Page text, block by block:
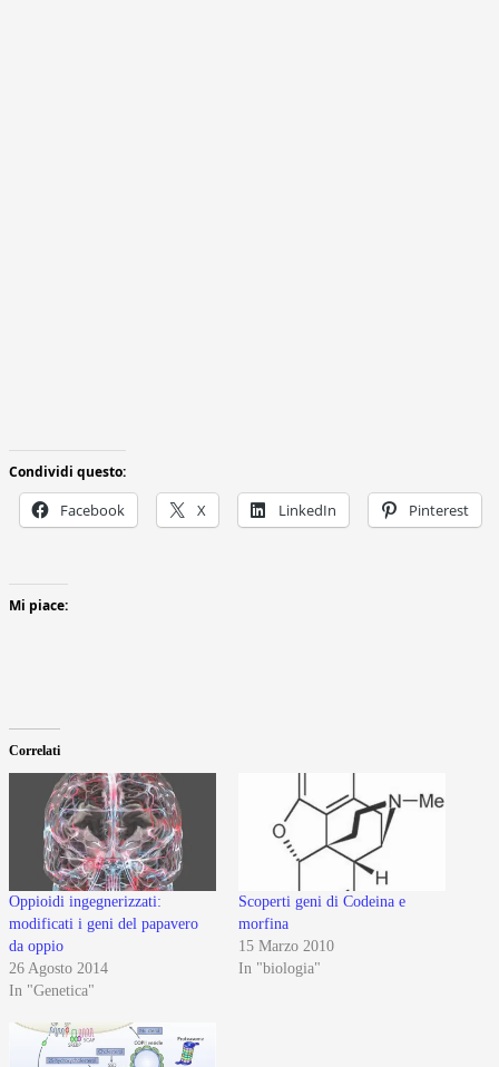
Condividi questo:
Facebook X LinkedIn Pinterest
Mi piace:
Correlati
Oppioidi ingegnerizzati:
modificati i geni del papavero
da oppio
26 Agosto 2014
In "Genetica"
Scoperti geni di Codeina e
morfina
15 Marzo 2010
In "biologia"